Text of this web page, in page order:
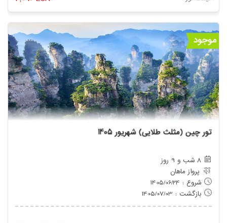
موجود
تور چین (مثلث طلایی) شهریور 1405
8 شب و 9 روز
پرواز ماهان
شروع : 1405/06/24
بازگشت : 1405/07/03